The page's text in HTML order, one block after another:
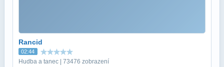
Rancid
02:44
Hudba a tanec | 73476 zobrazení